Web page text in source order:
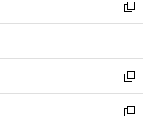
で
開
ド
ウ
開
く
ィ
ン
ウ
で
開
く
い
ウ
ン
ド
ウ
で
新
し
ウ
ィ
ン
ド
新
し
い
新